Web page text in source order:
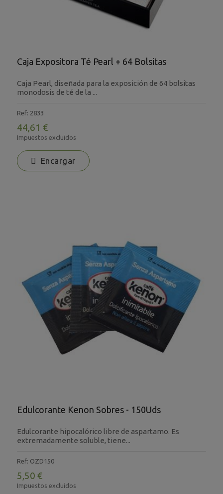
Caja Expositora Té Pearl + 64 Bolsitas
Caja Pearl, diseñada para la exposición de 64 bolsitas
monodosis de té de la ...
Ref: 2833
44,61 €
Impuestos excluidos
Encargar
Edulcorante Kenon Sobres - 150Uds
Edulcorante hipocalórico libre de aspartamo. Es
extremadamente soluble, tiene...
Ref: OZD150
5,50 €
Impuestos excluidos